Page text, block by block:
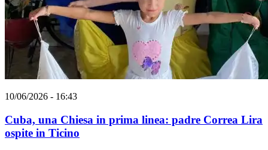
10/06/2026 - 16:43
Cuba, una Chiesa in prima linea: padre Correa Lira
ospite in Ticino